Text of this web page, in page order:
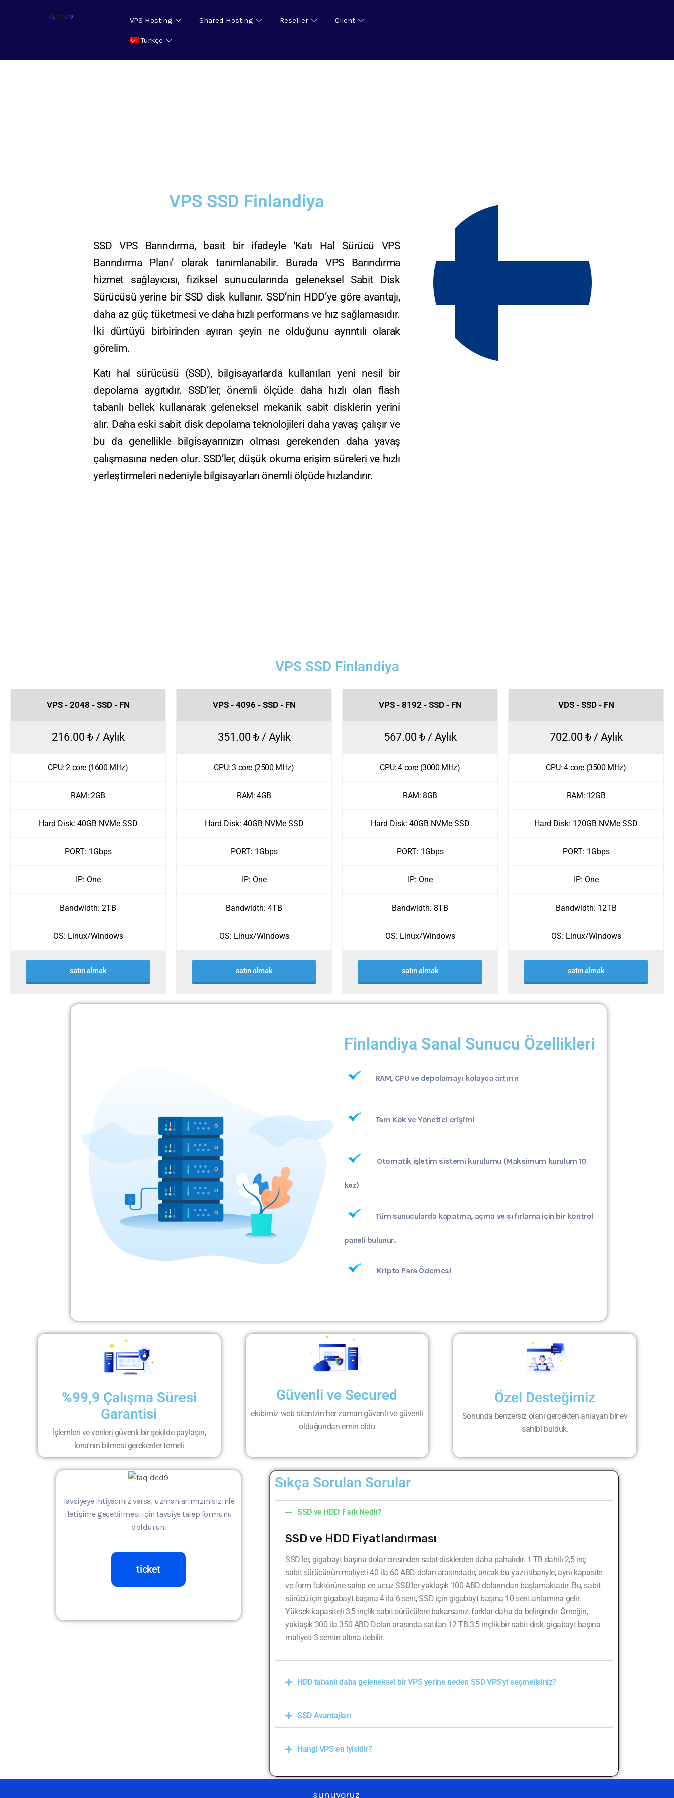
VPS Hosting Shared Hosting Reseller Client
Türkçe
VPS SSD Finlandiya
SSD VPS Barındırma, basit bir ifadeyle ‘Katı Hal Sürücü VPS
Barındırma Planı’ olarak tanımlanabilir. Burada VPS Barındırma
hizmet sağlayıcısı, fiziksel sunucularında geleneksel Sabit Disk
Sürücüsü yerine bir SSD disk kullanır. SSD’nin HDD’ye göre avantajı,
daha az güç tüketmesi ve daha hızlı performans ve hız sağlamasıdır.
İki dürtüyü birbirinden ayıran şeyin ne olduğunu ayrıntılı olarak
görelim.
Katı hal sürücüsü (SSD), bilgisayarlarda kullanılan yeni nesil bir
depolama aygıtıdır. SSD’ler, önemli ölçüde daha hızlı olan flash
tabanlı bellek kullanarak geleneksel mekanik sabit disklerin yerini
alır. Daha eski sabit disk depolama teknolojileri daha yavaş çalışır ve
bu da genellikle bilgisayarınızın olması gerekenden daha yavaş
çalışmasına neden olur. SSD’ler, düşük okuma erişim süreleri ve hızlı
yerleştirmeleri nedeniyle bilgisayarları önemli ölçüde hızlandırır.
VPS SSD Finlandiya
VPS - 2048 - SSD - FN
216.00 ₺ / Aylık
CPU: 2 core (1600 MHz)
RAM: 2GB
Hard Disk: 40GB NVMe SSD
PORT: 1Gbps
IP: One
Bandwidth: 2TB
OS: Linux/Windows
satın almak
VPS - 4096 - SSD - FN
351.00 ₺ / Aylık
CPU: 3 core (2500 MHz)
RAM: 4GB
Hard Disk: 40GB NVMe SSD
PORT: 1Gbps
IP: One
Bandwidth: 4TB
OS: Linux/Windows
satın almak
VPS - 8192 - SSD - FN
567.00 ₺ / Aylık
CPU: 4 core (3000 MHz)
RAM: 8GB
Hard Disk: 40GB NVMe SSD
PORT: 1Gbps
IP: One
Bandwidth: 8TB
OS: Linux/Windows
satın almak
VDS - SSD - FN
702.00 ₺ / Aylık
CPU: 4 core (3500 MHz)
RAM: 12GB
Hard Disk: 120GB NVMe SSD
PORT: 1Gbps
IP: One
Bandwidth: 12TB
OS: Linux/Windows
satın almak
Finlandiya Sanal Sunucu Özellikleri
RAM, CPU ve depolamayı kolayca artırın
Tam Kök ve Yönetici erişimi
Otomatik işletim sistemi kurulumu (Maksimum kurulum 10
kez)
Tüm sunucularda kapatma, açma ve sıfırlama için bir kontrol
paneli bulunur.
Kripto Para Ödemesi
%99,9 Çalışma Süresi
Garantisi
İşlemleri ve verileri güvenli bir şekilde paylaşın,
lona'nın bilmesi gerekenler temeli
Güvenli ve Secured
ekibimiz web sitenizin her zaman güvenli ve güvenli
olduğundan emin oldu
Özel Desteğimiz
Sonunda benzersiz olanı gerçekten anlayan bir ev
sahibi bulduk.
Tavsiyeye ihtiyacınız varsa, uzmanlarımızın sizinle
iletişime geçebilmesi için tavsiye talep formunu
doldurun.
ticket
Sıkça Sorulan Sorular
SSD ve HDD: Fark Nedir?
SSD ve HDD Fiyatlandırması
SSD’ler, gigabayt başına dolar cinsinden sabit disklerden daha pahalıdır. 1 TB dahili 2,5 inç
sabit sürücünün maliyeti 40 ila 60 ABD doları arasındadır, ancak bu yazı itibariyle, aynı kapasite
ve form faktörüne sahip en ucuz SSD’ler yaklaşık 100 ABD dolarından başlamaktadır. Bu, sabit
sürücü için gigabayt başına 4 ila 6 sent, SSD için gigabayt başına 10 sent anlamına gelir.
Yüksek kapasiteli 3,5 inçlik sabit sürücülere bakarsanız, farklar daha da belirgindir. Örneğin,
yaklaşık 300 ila 350 ABD Doları arasında satılan 12 TB 3,5 inçlik bir sabit disk, gigabayt başına
maliyeti 3 sentin altına itebilir.
HDD tabanlı daha geleneksel bir VPS yerine neden SSD VPS'yi seçmelisiniz?
SSD Avantajları
Hangi VPS en iyisidir?
sunuyoruz